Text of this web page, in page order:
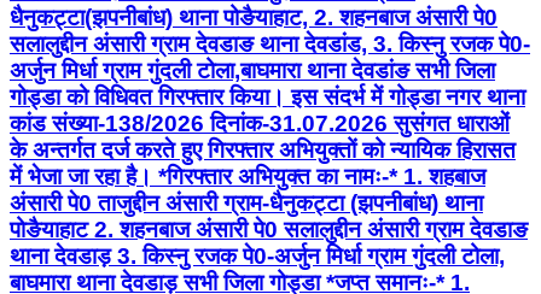
धैनुकट्टा(झपनीबांध) थाना पोङैयाहाट, 2. शहनबाज अंसारी पे0
सलालुद्दीन अंसारी ग्राम देवडाङ थाना देवडांड, 3. किस्नु रजक पे0-
अर्जुन मिर्धा ग्राम गुंदली टोला,बाघमारा थाना देवडांङ सभी जिला
गोड्डा को विधिवत गिरफ्तार किया। इस संदर्भ में गोड्डा नगर थाना
कांड संख्या-138/2026 दिनांक-31.07.2026 सुसंगत धाराओं
के अन्तर्गत दर्ज करते हुए गिरफ्तार अभियुक्तों को न्यायिक हिरासत
में भेजा जा रहा है। *गिरफ्तार अभियुक्त का नामः-* 1. शहबाज
अंसारी पे0 ताजुद्दीन अंसारी ग्राम-धैनुकट्टा (झपनीबांध) थाना
पोङैयाहाट 2. शहनबाज अंसारी पे0 सलालुद्दीन अंसारी ग्राम देवडाङ
थाना देवडाड़ 3. किस्नु रजक पे0-अर्जुन मिर्धा ग्राम गुंदली टोला,
बाघमारा थाना देवडाड़ सभी जिला गोड्डा *जप्त समानः-* 1.